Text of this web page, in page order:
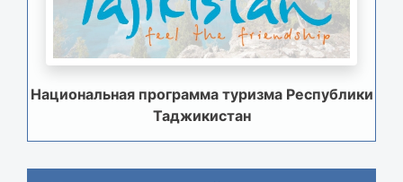
Национальная программа туризма Республики
Таджикистан